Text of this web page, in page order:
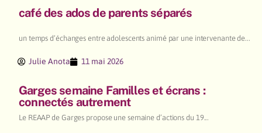
café des ados de parents séparés
un temps d’échanges entre adolescents animé par une intervenante de...
Julie Anota 11 mai 2026
Garges semaine Familles et écrans :
connectés autrement
Le REAAP de Garges propose une semaine d’actions du 19...